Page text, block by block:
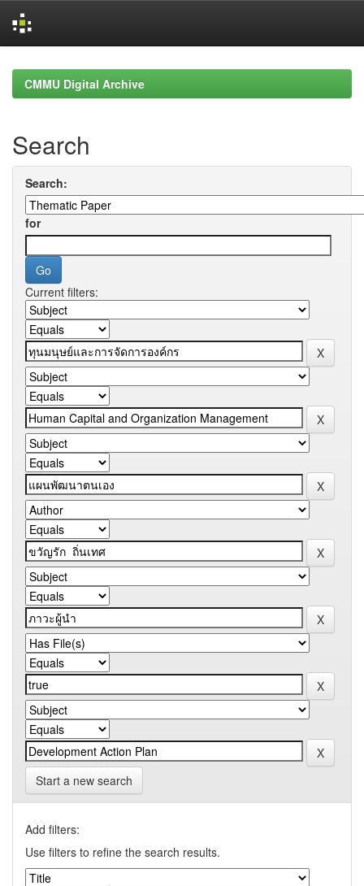
navigationCMMU Digital Archive
Search
Search:
for
Current filters:
Start a new search
Add filters:
Use filters to refine the search results.